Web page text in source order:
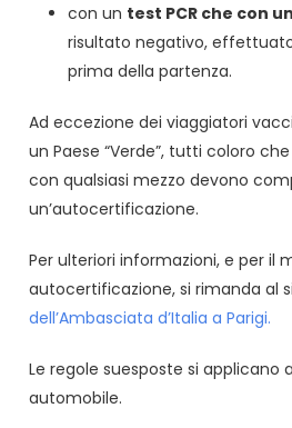
con un test PCR che con
risultato negativo,
prima della partenza.
Ad eccezione dei viaggiatori
un Paese “Verde”, tutti coloro
con qualsiasi mezzo devono
un’autocertificazione.
Per ulteriori informazioni, e per il
autocertificazione, si rimanda al
dell’Ambasciata d’Italia a Parigi.
Le regole suesposte si applicano
automobile.